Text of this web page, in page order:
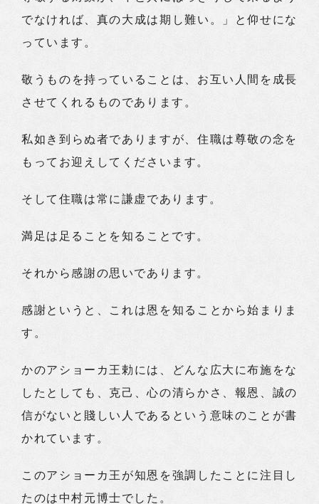
でなければ、真の大成は期し難い。」と仰せにな
っています。
敬うものを持っていることは、お互い人間を成長
させてくれるものであります。
私如き到らぬ者でありますが、住職は尊敬の念を
もってお迎えしてくださいます。
そして住職は常に謙虚であります。
満足は足ることを知ることです。
それから感謝の思いであります。
感謝というと、これは恩を知ることから始まりま
す。
かのアショーカ王勅には、どんな広大に布施をな
したとしても、克己、心の清らかさ、報恩、誠の
信がないと賤しい人であるという意味のことが書
かれています。
このアショーカ王が知恩を強調したことに注目し
たのは中村元博士でした。